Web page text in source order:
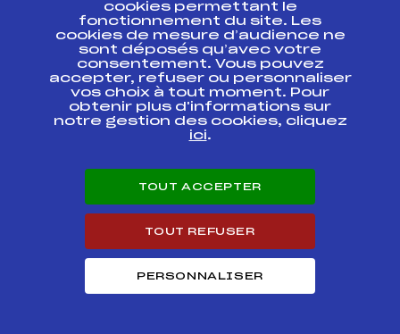
Course Cat.
ONAM0028.FFS
CHAMPIONNATS DE
FRANCE DE SKI DE
FOND D'ETE MASS
START – Ski de Fond
d'Eté U16
FFS
FNAM0412.FFS
FRANCE LD
FFS
FNAT0141
CHAMPIONNATS DE
1ère DIVISION
FFS
cookies permettant le
fonctionnement du site. Les
cookies de mesure d’audience ne
sont déposés qu’avec votre
consentement. Vous pouvez
accepter, refuser ou personnaliser
vos choix à tout moment. Pour
obtenir plus d'informations sur
notre gestion des cookies, cliquez
ici.
TOUT ACCEPTER
TOUT REFUSER
PERSONNALISER